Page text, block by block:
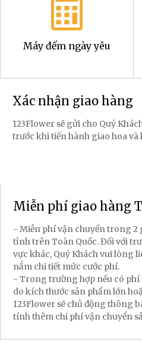
Máy đếm ngày yêu
Xác nhận giao hàng
123Flower sẽ gửi cho Quý
trước khi tiến hành giao hoa và
Miễn phí giao hàng
- Miễn phí vận chuyển trong 2
tỉnh trên Toàn Quốc. Đối với
vực khác, Quý Khách vui lòng
nắm chi tiết mức cước phí.
- Trong trường hợp nếu có phí
do kích thước sản phẩm lớn
123Flower sẽ chủ động thông
tính thêm chi phí vận chuyển